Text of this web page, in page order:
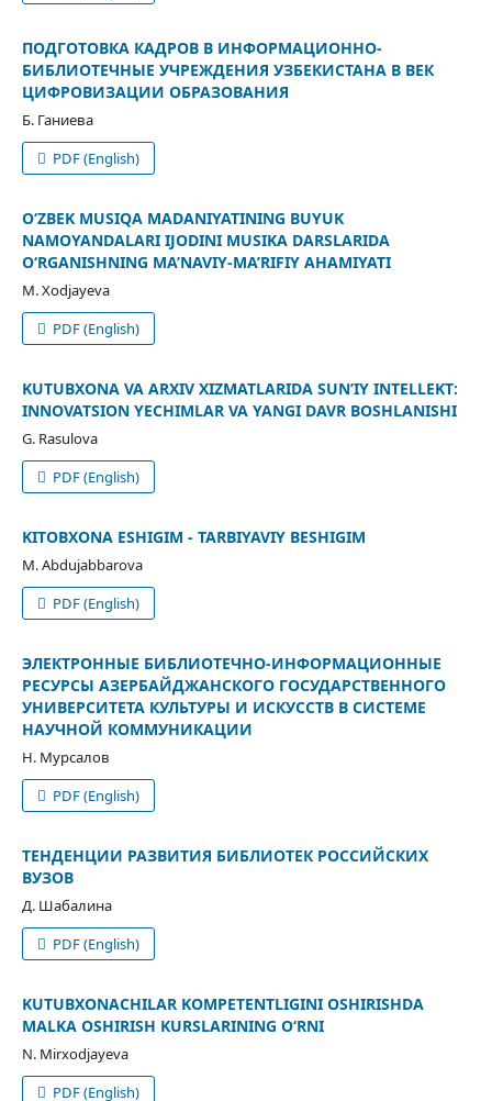
ПОДГОТОВКА КАДРОВ В ИНФОРМAЦИОННО-
БИБЛИОТЕЧНЫЕ УЧРЕЖДЕНИЯ УЗБЕКИСТАНА В ВЕК
ЦИФРОВИЗAЦИИ ОБРАЗОВАНИЯ
Б. Ганиева
PDF (English)
О‘ZBEK MUSIQA MADANIYATINING BUYUK
NAMOYANDALARI IJODINI MUSIKA DARSLARIDA
О‘RGANISHNING MA’NAVIY-MA’RIFIY AHAMIYATI
M. Xodjayeva
PDF (English)
KUTUBXONA VA ARXIV XIZMATLARIDA SUN’IY INTELLEKT:
INNOVATSION YECHIMLAR VA YANGI DAVR BOSHLANISHI
G. Rasulova
PDF (English)
KITOBXONA ESHIGIM - TARBIYAVIY BESHIGIM
M. Abdujabbarova
PDF (English)
ЭЛЕКТРОННЫЕ БИБЛИОТЕЧНО-ИНФОРМАЦИОННЫЕ
РЕСУРСЫ АЗЕРБАЙДЖАНСКОГО ГОСУДАРСТВЕННОГО
УНИВЕРСИТЕТА КУЛЬТУРЫ И ИСКУССТВ В СИСТЕМЕ
НАУЧНОЙ КОММУНИКАЦИИ
Н. Мурсалов
PDF (English)
ТЕНДЕНЦИИ РАЗВИТИЯ БИБЛИОТЕК РОССИЙСКИХ
ВУЗОВ
Д. Шабалина
PDF (English)
KUTUBXONACHILAR KOMPETENTLIGINI OSHIRISHDA
MALKA OSHIRISH KURSLARINING О‘RNI
N. Mirxodjayeva
PDF (English)